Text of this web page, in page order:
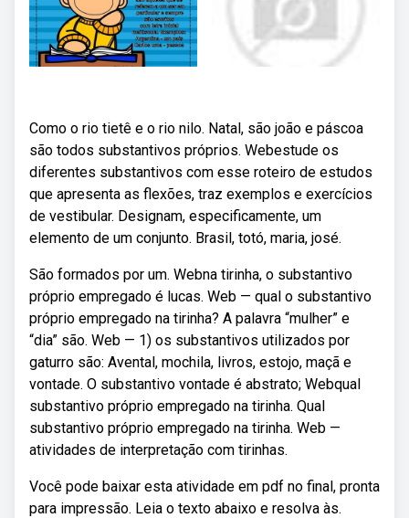
Como o rio tietê e o rio nilo. Natal, são joão e páscoa
são todos substantivos próprios. Webestude os
diferentes substantivos com esse roteiro de estudos
que apresenta as flexões, traz exemplos e exercícios
de vestibular. Designam, especificamente, um
elemento de um conjunto. Brasil, totó, maria, josé.
São formados por um. Webna tirinha, o substantivo
próprio empregado é lucas. Web — qual o substantivo
próprio empregado na tirinha? A palavra “mulher” e
“dia” são. Web — 1) os substantivos utilizados por
gaturro são: Avental, mochila, livros, estojo, maçã e
vontade. O substantivo vontade é abstrato; Webqual
substantivo próprio empregado na tirinha. Qual
substantivo próprio empregado na tirinha. Web —
atividades de interpretação com tirinhas.
Você pode baixar esta atividade em pdf no final, pronta
para impressão. Leia o texto abaixo e resolva às.